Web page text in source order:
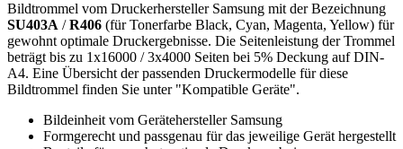
Bildtrommel vom Druckerhersteller Samsung mit der Bezeichnung
SU403A /R406 (für Tonerfarbe Black, Cyan, Magenta, Yellow) für
gewohnt optimale Druckergebnisse. Die Seitenleistung der Trommel
beträgt bis zu 1x16000 / 3x4000 Seiten bei 5% Deckung auf DIN-
A4. Eine Übersicht der passenden Druckermodelle für diese
Bildtrommel finden Sie unter "Kompatible Geräte".
Bildeinheit vom Gerätehersteller Samsung
Formgerecht und passgenau für das jeweilige Gerät hergestellt